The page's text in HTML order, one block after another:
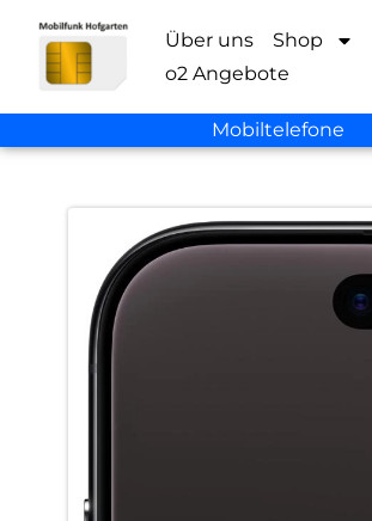
Über uns Shop
o2 Angebote
Mobiltelefone